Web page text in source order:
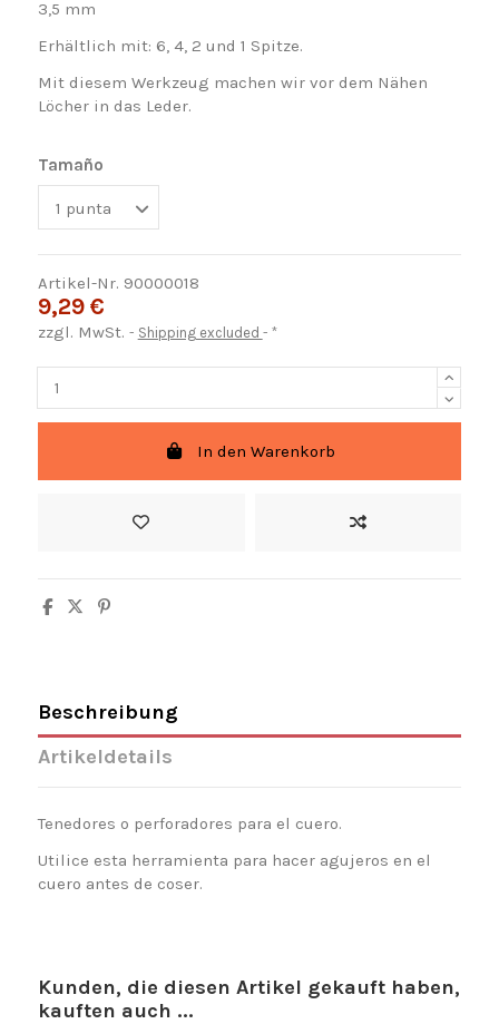
3,5 mm
Erhältlich mit: 6, 4, 2 und 1 Spitze.
Mit diesem Werkzeug machen wir vor dem Nähen
Löcher in das Leder.
Tamaño
Artikel-Nr. 90000018
9,29 €
zzgl. MwSt. Shipping excluded *
In den Warenkorb
Beschreibung
Artikeldetails
Tenedores o perforadores para el cuero.
Utilice esta herramienta para hacer agujeros en el
cuero antes de coser.
Kunden, die diesen Artikel gekauft haben,
kauften auch ...